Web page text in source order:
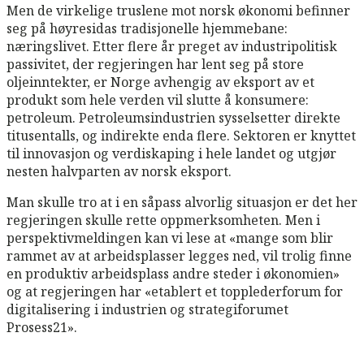
Men de virkelige truslene mot norsk økonomi befinner
seg på høyresidas tradisjonelle hjemmebane:
næringslivet. Etter flere år preget av industripolitisk
passivitet, der regjeringen har lent seg på store
oljeinntekter, er Norge avhengig av eksport av et
produkt som hele verden vil slutte å konsumere:
petroleum. Petroleumsindustrien sysselsetter direkte
titusentalls, og indirekte enda flere. Sektoren er knyttet
til innovasjon og verdiskaping i hele landet og utgjør
nesten halvparten av norsk eksport.
Man skulle tro at i en såpass alvorlig situasjon er det her
regjeringen skulle rette oppmerksomheten. Men i
perspektivmeldingen kan vi lese at «mange som blir
rammet av at arbeidsplasser legges ned, vil trolig finne
en produktiv arbeidsplass andre steder i økonomien»
og at regjeringen har «etablert et topplederforum for
digitalisering i industrien og strategiforumet
Prosess21».